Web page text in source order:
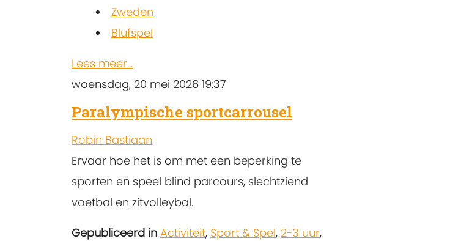
Zweden
Blufspel
Lees meer...
woensdag, 20 mei 2026 19:37
Paralympische sportcarrousel
Robin Bastiaan
Ervaar hoe het is om met een beperking te
sporten en speel blind parcours, slechtziend
voetbal en zitvolleybal.
Gepubliceerd in Activiteit, Sport & Spel, 2-3 uur,